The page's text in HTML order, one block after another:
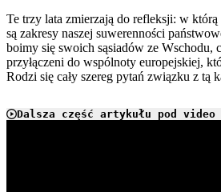
Te trzy lata zmierzają do refleksji: w którą
są zakresy naszej suwerenności
boimy się swoich sąsiadów ze Wschodu,
przyłączeni do wspólnoty europejskiej,
Rodzi się cały szereg pytań związku z tą
Dalsza część artykułu pod video